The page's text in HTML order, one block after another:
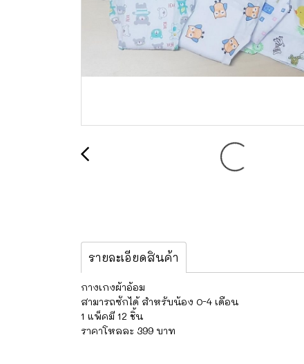
รายละเอียดสินค้า
กางเกงผ้าอ้อม
สามารถซักได้ สำหรับน้อง 0-4 เดือน
1 แพ็คมี 12 ชิ้น
ราคาโหลละ 399 บาท